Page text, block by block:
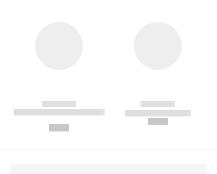
------------
----------- ----------- --------
------------
----------- -----------